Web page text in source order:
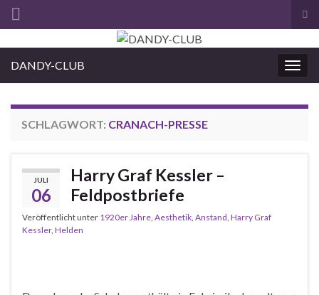
Search for:
DANDY-CLUB
SCHLAGWORT: CRANACH-PRESSE
JULI
06
Harry Graf Kessler –
Feldpostbriefe
Veröffentlicht unter 1920er Jahre Aesthetik Anstand Harry Graf
Kessler, Helden